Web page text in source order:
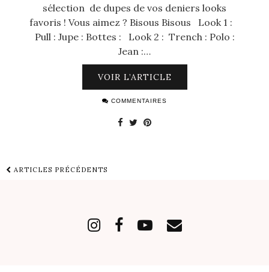
sélection de dupes de vos deniers looks
favoris ! Vous aimez ? Bisous Bisous Look 1 :
Pull : Jupe : Bottes : Look 2 : Trench : Polo :
Jean :…
VOIR L’ARTICLE
COMMENTAIRES
ARTICLES PRÉCÉDENTS